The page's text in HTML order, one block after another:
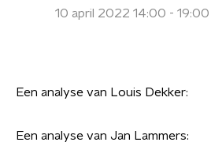
10 april 2022 14:00 - 19:00
Een analyse van Louis Dekker:
Een analyse van Jan Lammers: